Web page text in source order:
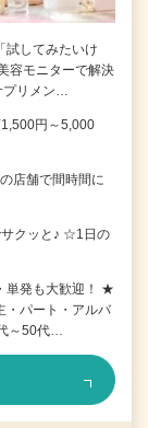
試してみたいけ
容モニターで解決
リメン…
円～5,000
店舗で間時間に
サクッと♪ ☆1日の
単発も大歓迎！ ★
・パート・アルバ
～50代…